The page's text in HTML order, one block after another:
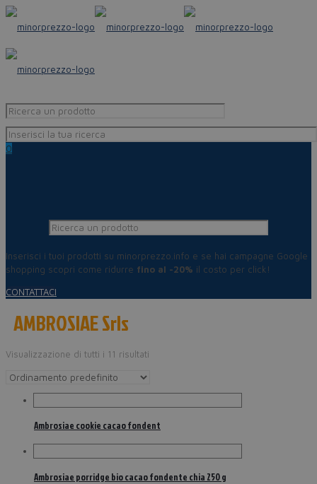
0
Inserisci i tuoi prodotti su minorprezzo.info e se hai campagne Google
shopping scopri come ridurre fino al -20% il costo per click!
CONTATTACI
AMBROSIAE Srls
Visualizzazione di tutti i 11 risultati
Ambrosiae cookie cacao fondent
Ambrosiae porridge bio cacao fondente chia 250 g